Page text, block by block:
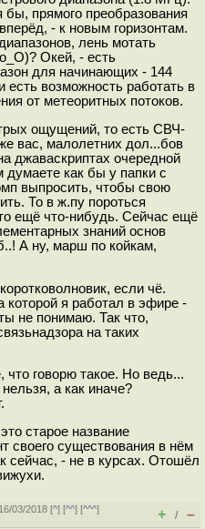
бы, прямого преобразования
- к новым горизонтам.
лень мотать
Окей, - есть
для начинающих - 144
возможность работать в
от метеоритных потоков.
ощущений, то есть СВЧ-
вас, малолетних дол...бов
джаваскриптах очередной
как бы у папки с
выпросить, чтобы свою
То в ж.пу пороться
ещё что-нибудь. Сейчас ещё
знаний основ
А ну, марш по койкам,
если чё.
которой я работал в эфире -
не понимаю. Так что,
на таких
что говорю такое. Но ведь...
а как иначе?
старое название
своего существования в нём
сейчас, - не в курсах. Отошёл
03/2018 [^] [^^] [^^^]
+ / –